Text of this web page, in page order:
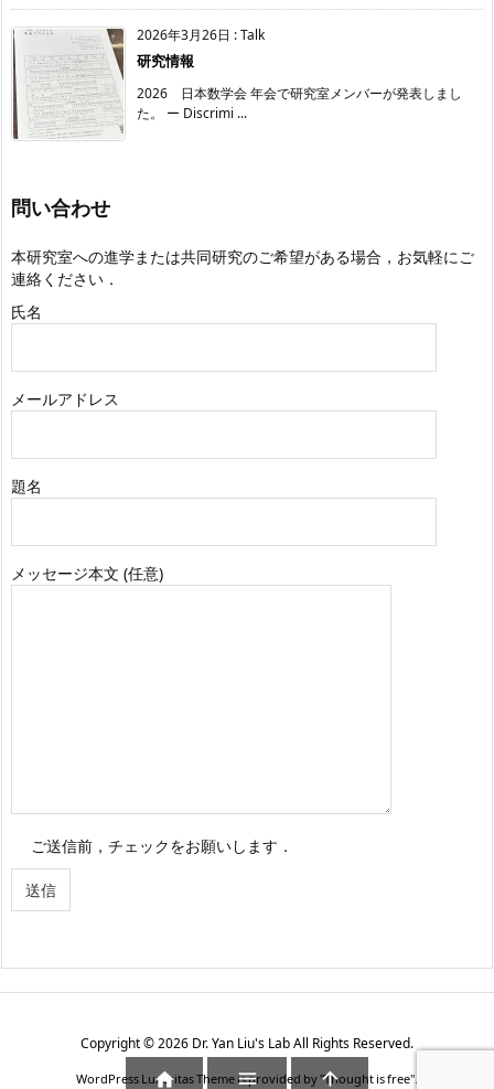
2026年3月26日 :Talk
研究情報
2026 日本数学会 年会で研究室メンバーが発表しまし
た。 ー Discrimi ...
問い合わせ
本研究室への進学または共同研究のご希望がある場合，お気軽にご
連絡ください．
氏名
メールアドレス
題名
メッセージ本文 (任意)
ご送信前，チェックをお願いします．
Copyright ©2026 Dr. Yan Liu's LabAll Rights Reserved.
WordPress Luxeritas Theme is provided by "Thought is free".
  